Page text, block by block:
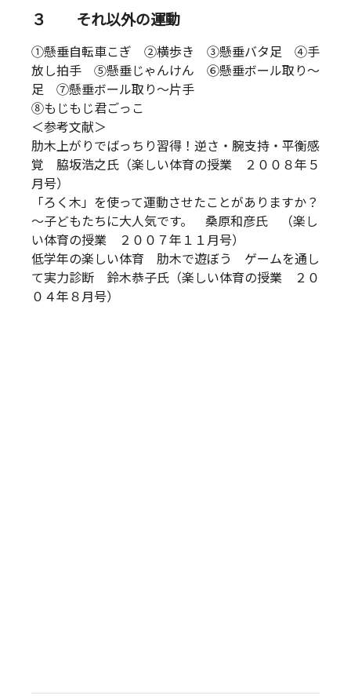
３ それ以外の運動
①懸垂自転車こぎ ②横歩き ③懸垂バタ足 ④手
放し拍手 ⑤懸垂じゃんけん ⑥懸垂ボール取り～
足 ⑦懸垂ボール取り～片手
⑧もじもじ君ごっこ
＜参考文献＞
肋木上がりでばっちり習得！逆さ・腕支持・平衡感
覚 脇坂浩之氏（楽しい体育の授業 ２００８年５
月号）
「ろく木」を使って運動させたことがありますか？
～子どもたちに大人気です。 桑原和彦氏 （楽し
い体育の授業 ２００７年１１月号）
低学年の楽しい体育 肋木で遊ぼう ゲームを通し
て実力診断 鈴木恭子氏（楽しい体育の授業 ２０
０４年８月号）